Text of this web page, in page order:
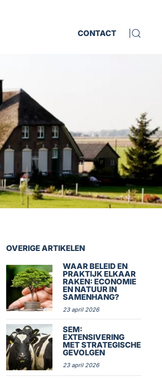
CONTACT
OVERIGE ARTIKELEN
WAAR BELEID EN
PRAKTIJK ELKAAR
RAKEN: ECONOMIE
EN NATUUR IN
SAMENHANG?
23 april 2026
SEM:
EXTENSIVERING
MET STRATEGISCHE
GEVOLGEN
23 april 2026